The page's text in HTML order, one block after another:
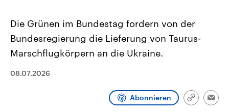
2026
September 2026 einen neuen
Wirtschaftlich und
gehören die Vereinigten
den mächtigsten Ländern
Die Grünen im Bundestag fordern von der
Bundesregierung die Lieferung von Taurus-
Marschflugkörpern an die Ukraine.
08.07.2026
Abonnieren
Link